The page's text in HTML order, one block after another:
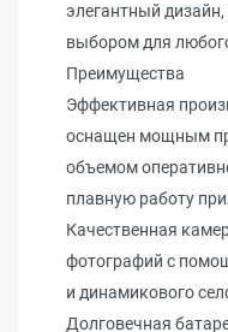
элегантный
выбором для
Преимущества
Эффективная
оснащен мощным
объемом
плавную работу
Качественная
фотографий с
и динамикового
Долговечная